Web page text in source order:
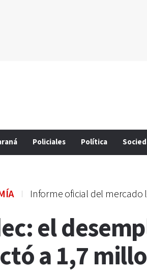
Policiales Política
Informe oficial del mercado
el
a 1,7